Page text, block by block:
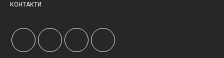
КОНТАКТИ